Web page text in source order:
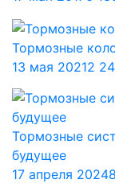
Тормозные
13 мая 20212
Тормозные
будущее
17 апреля 2024